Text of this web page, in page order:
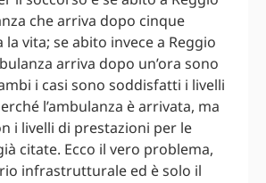
che arriva dopo cinque
vita; se abito invece a Reggio
arriva dopo un’ora sono
i casi sono soddisfatti i livelli
l’ambulanza è arrivata, ma
i livelli di prestazioni per le
citate. Ecco il vero problema,
infrastrutturale ed è solo il